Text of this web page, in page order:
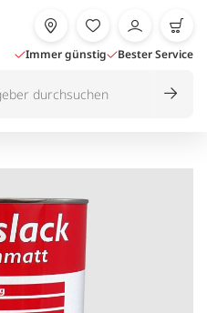
Immer günstig Bester Service